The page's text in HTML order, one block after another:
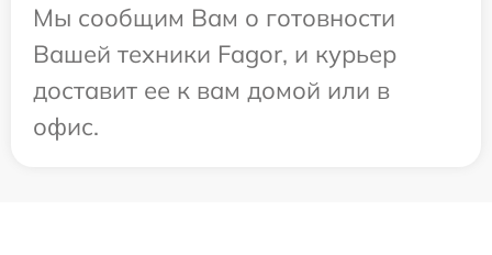
Мы сообщим Вам о готовности
Вашей техники Fagor, и курьер
доставит ее к вам домой или в
офис.